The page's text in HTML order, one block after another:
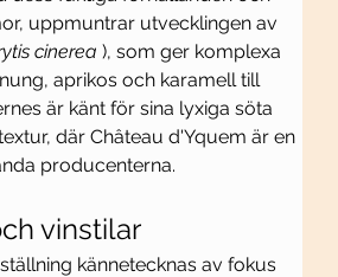
uppmuntrar utvecklingen av
cinerea ), som ger komplexa
aprikos och karamell till
är känt för sina lyxiga söta
där Château d'Yquem är en
producenterna.
vinstilar
kännetecknas av fokus